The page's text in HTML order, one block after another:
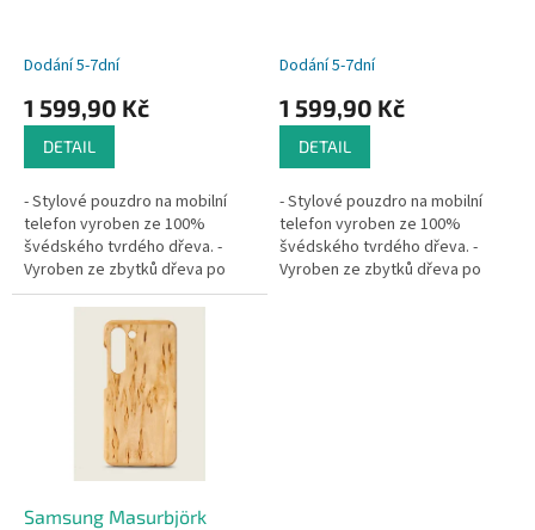
Dodání 5-7dní
1 599,90 Kč
DETAIL
- Stylové pouzdro na mobilní
telefon vyroben ze 100%
švédského tvrdého dřeva. -
Vyroben ze zbytků dřeva po
pracích lesního hospodářství.🌿
- Nárazuvzdorné dřevo díky...
Dodání 5-7dní
1 599,90 Kč
DETAIL
- Stylové pouzdro na mobilní
telefon vyroben ze 100%
švédského tvrdého dřeva. -
Vyroben ze zbytků dřeva po
Samsung Masurbjörk